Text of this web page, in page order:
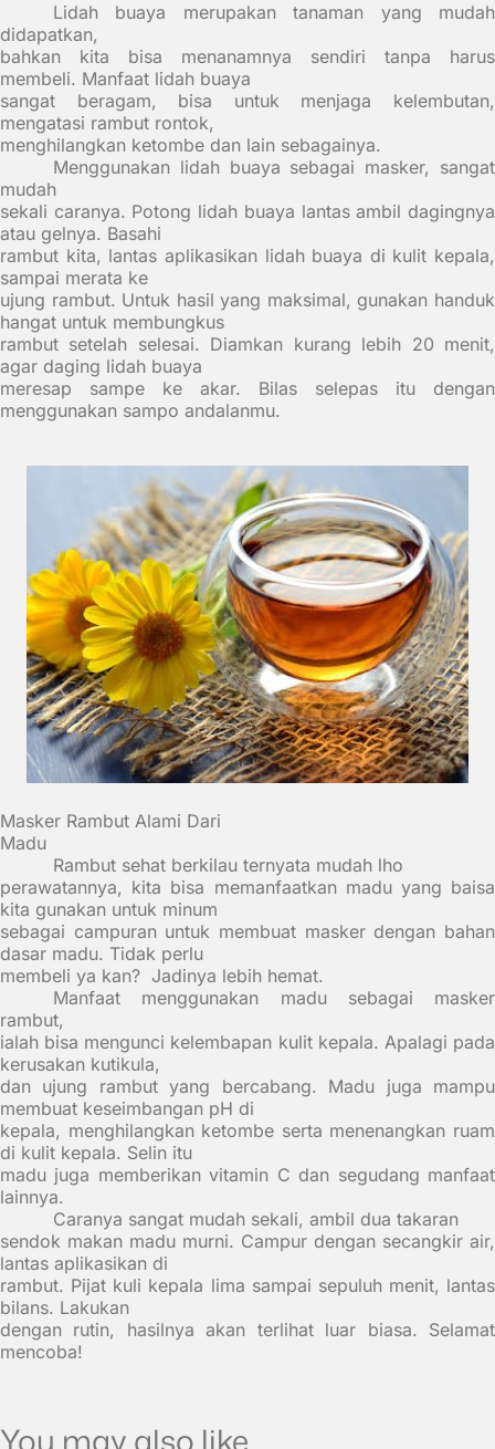
Lidah buaya merupakan tanaman yang mudah
didapatkan,
bahkan kita bisa menanamnya sendiri tanpa harus
membeli. Manfaat lidah buaya
sangat beragam, bisa untuk menjaga kelembutan,
mengatasi rambut rontok,
menghilangkan ketombe dan lain sebagainya.
Menggunakan lidah buaya sebagai masker, sangat
mudah
sekali caranya. Potong lidah buaya lantas ambil dagingnya
atau gelnya. Basahi
rambut kita, lantas aplikasikan lidah buaya di kulit kepala,
sampai merata ke
ujung rambut. Untuk hasil yang maksimal, gunakan handuk
hangat untuk membungkus
rambut setelah selesai. Diamkan kurang lebih 20 menit,
agar daging lidah buaya
meresap sampe ke akar. Bilas selepas itu dengan
menggunakan sampo andalanmu.
Masker Rambut Alami Dari
Madu
Rambut sehat berkilau ternyata mudah lho
perawatannya, kita bisa memanfaatkan madu yang baisa
kita gunakan untuk minum
sebagai campuran untuk membuat masker dengan bahan
dasar madu. Tidak perlu
membeli ya kan? Jadinya lebih hemat.
Manfaat menggunakan madu sebagai masker
rambut,
ialah bisa mengunci kelembapan kulit kepala. Apalagi pada
kerusakan kutikula,
dan ujung rambut yang bercabang. Madu juga mampu
membuat keseimbangan pH di
kepala, menghilangkan ketombe serta menenangkan ruam
di kulit kepala. Selin itu
madu juga memberikan vitamin C dan segudang manfaat
lainnya.
Caranya sangat mudah sekali, ambil dua takaran
sendok makan madu murni. Campur dengan secangkir air,
lantas aplikasikan di
rambut. Pijat kuli kepala lima sampai sepuluh menit, lantas
bilans. Lakukan
dengan rutin, hasilnya akan terlihat luar biasa. Selamat
mencoba!
You may also like...